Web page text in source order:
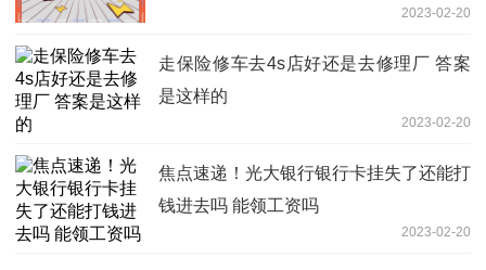
2023-02-20
走保险修车去4s店好还是去修理厂 答案
是这样的
2023-02-20
焦点速递！光大银行银行卡挂失了还能打
钱进去吗 能领工资吗
2023-02-20